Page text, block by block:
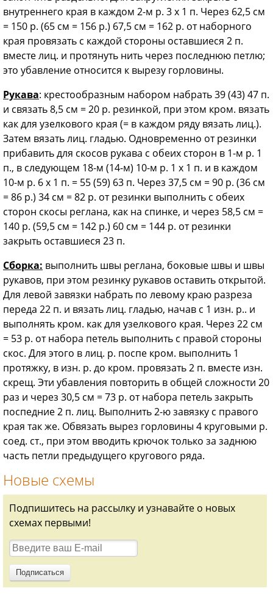
внутреннего края в каждом 2-м р. 3 х 1 п. Через 62,5 см
= 150 р. (65 см = 156 р.) 67,5 см = 162 р. от наборного
края провязать с каждой стороны оставшиеся 2 п.
вместе лиц. и про­тянуть нить через последнюю петлю;
это убавление относится к вырезу горловины.
Рукава: крестообразным набором набрать 39 (43) 47 п.
и связать 8,5 см = 20 р. резинкой, при этом кром. вязать
как для узелкового края (= в каждом ряду вязать лиц.).
Затем вязать лиц. гладью. Одновременно от резинки
прибавить для скосов рукава с обеих сторон в 1-м р. 1
п., в следу­ющем 18-м (14-м) 10-м р. 1 х 1 п. и в каждом
10-м р. 6 х 1 п. = 55 (59) 63 п. Через 37,5 см = 90 р. (36 см
= 86 р.) 34 см = 82 р. от резинки выполнить с обеих
сторон скосы реглана, как на спинке, и через 58,5 см =
140 р. (59,5 см = 142 р.) 60 см = 144 р. от резинки
закрыть оставшиеся 23 п.
Сборка: выполнить швы регла­на, боковые швы и швы
рукавов, при этом резинку рукавов оставить открытой.
Для левой завязки набрать по левому краю разреза
переда 22 п. и вязать лиц. гладью, начав с 1 изн. р.. и
выполнять кром. как для узелкового края. Через 22 см
= 53 р. от набора петель выполнить с правой стороны
скос. Для этого в лиц. р. поспе кром. выполнить 1
протяжку, в изн. р. до кром. провязать 2 п. вместе изн.
скрещ. Эти убавления повторить в общей сложности 20
раз и через 30,5 см = 73 р. от набора петель закрыть
поспедние 2 п. лиц. Выполнить 2-ю завязку с правого
края так же. Обвязать вырез горлови­ны 4 круговыми р.
соед. ст., при этом вводить крючок только за заднюю
часть петли предыдущего кругового ряда.
Новые схемы
Подпишитесь на рассылку и узнавайте о новых
схемах первыми!